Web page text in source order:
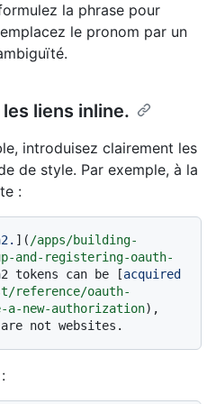
la phrase pour
le pronom par un
liens inline.
introduisez clairement les
de style. Par exemple, à la
:
](/apps/building-
and-registering-oauth-
tokens can be [acquired
reference/oauth-
new-authorization),